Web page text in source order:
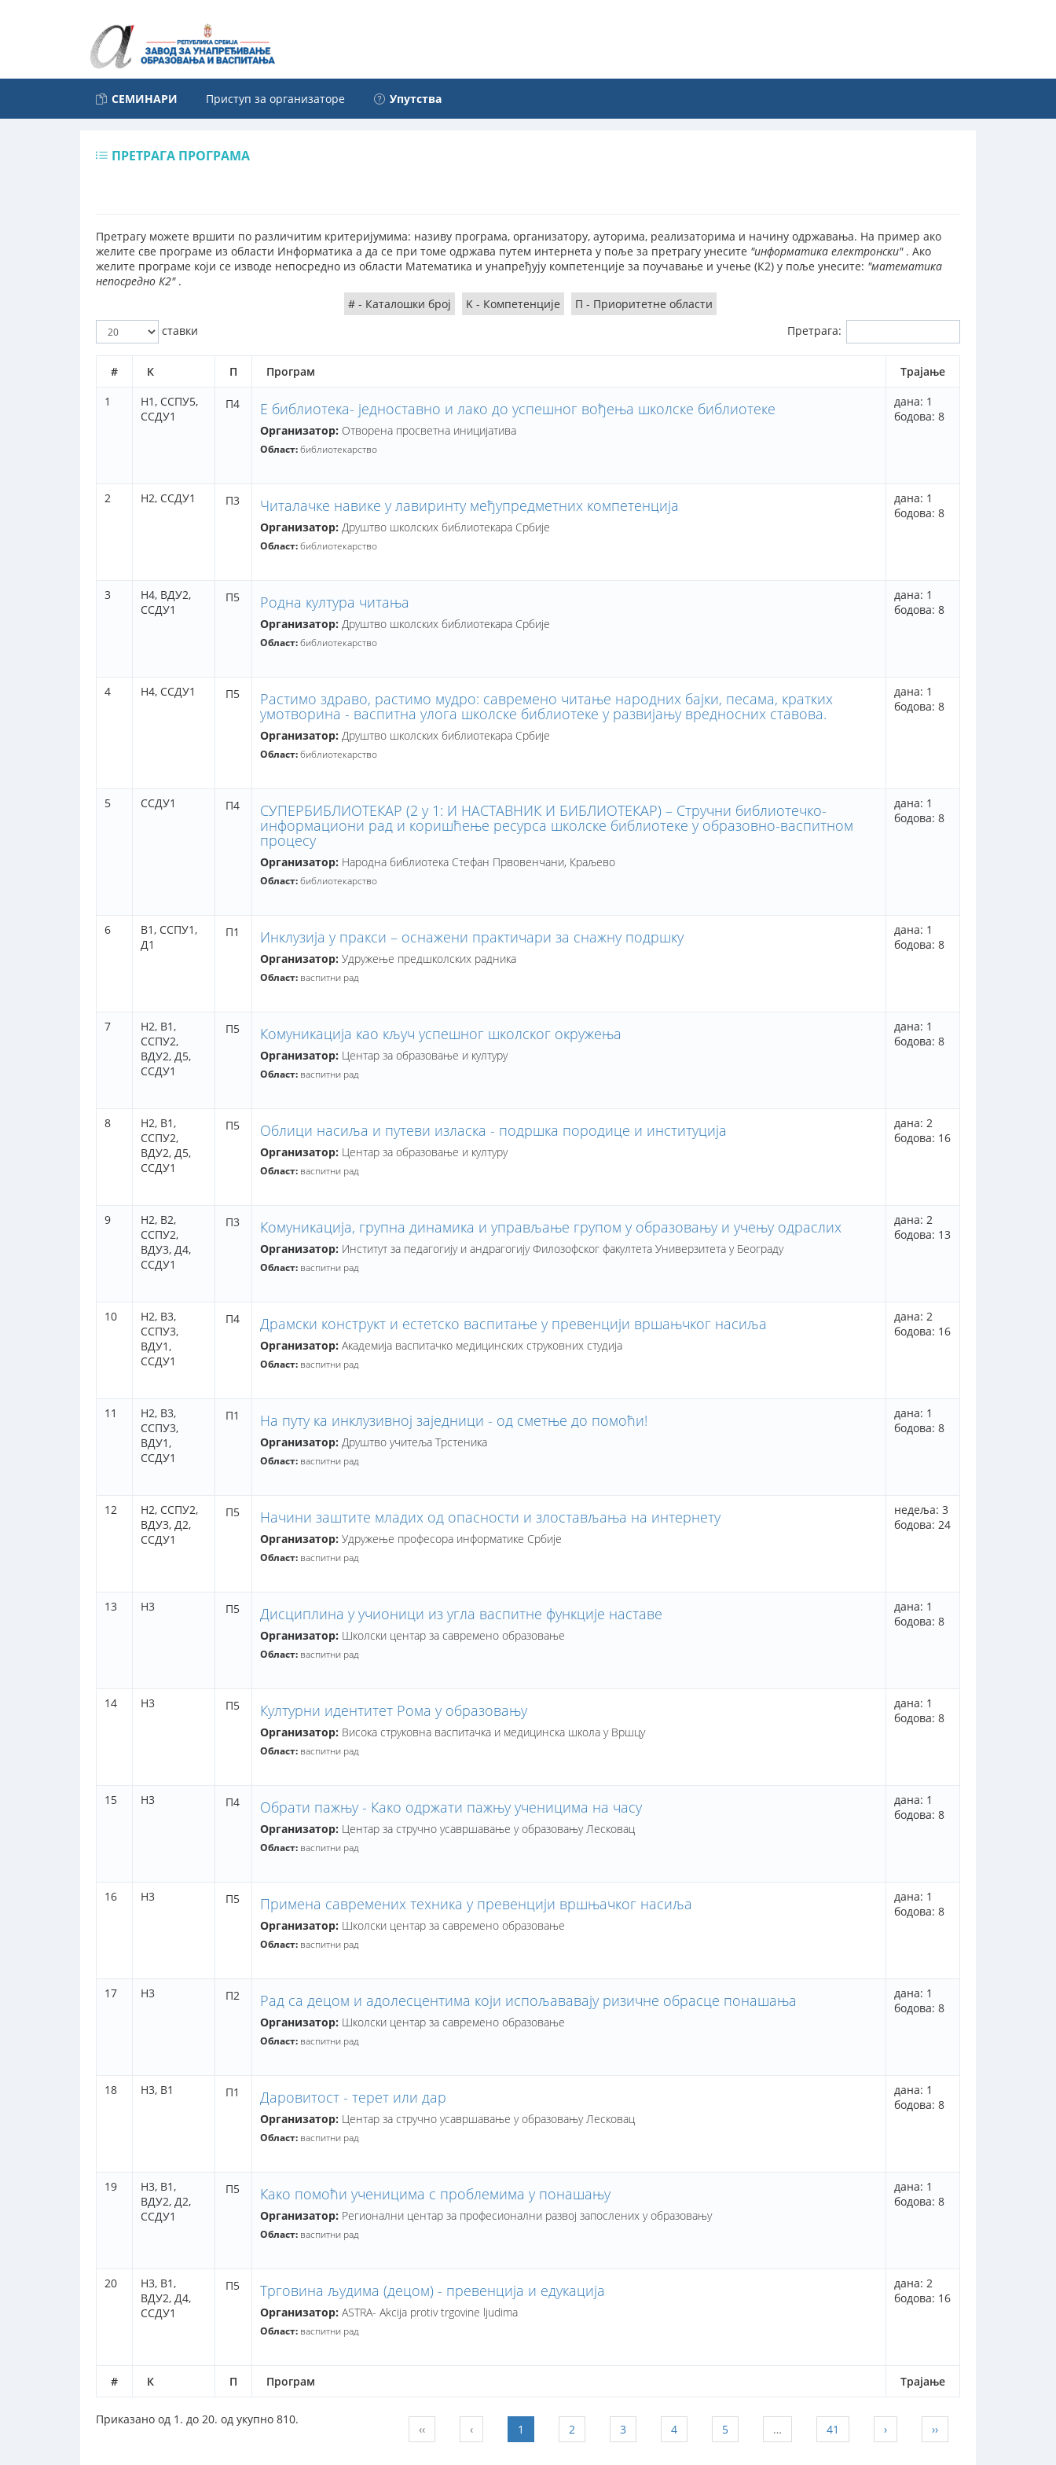
СЕМИНАРИ Приступ за организаторе Упутства
ПРЕТРАГА ПРОГРАМА
Претрагу можете вршити по различитим критеријумима: називу програма, организатору, ауторима, реализаторима и начину одржавања. На пример ако
желите све програме из области Информатика а да се при томе одржава путем интернета у поље за претрагу унесите "информатика електронски". Ако
желите програме који се изводе непосредно из области Математика и унапређују компетенције за поучавање и учење (К2) у поље унесите: "математика
непосредно К2".
# - Каталошки број
K - Компетенције
П - Приоритетне области
ставки
Претрага:
# К П Програм Трајање
# К П Програм Трајање
1 Н1, ССПУ5,
ССДУ1
П4 Е библиотека- једноставно и лако до успешног вођења школске библиотеке
Организатор: Отворена просветна иницијатива
Област:библиотекарство
дана: 1
бодова: 8
2 Н2, ССДУ1 П3 Читалачке навике у лавиринту међупредметних компетенција
Организатор: Друштво школских библиотекара Србије
Област:библиотекарство
дана: 1
бодова: 8
3 Н4, ВДУ2,
ССДУ1
П5 Родна култура читања
Организатор: Друштво школских библиотекара Србије
Област:библиотекарство
дана: 1
бодова: 8
4 Н4, ССДУ1 П5 Растимо здраво, растимо мудро: савремено читање народних бајки, песама, кратких
умотворина - васпитна улога школске библиотеке у развијању вредносних ставова.
Организатор: Друштво школских библиотекара Србије
Област:библиотекарство
дана: 1
бодова: 8
5 ССДУ1 П4 СУПЕРБИБЛИОТЕКАР (2 у 1: И НАСТАВНИК И БИБЛИОТЕКАР) – Стручни библиотечко-
информациони рад и коришћење ресурса школске библиотеке у образовно-васпитном
процесу
Организатор: Народна библиотека Стефан Првовенчани, Краљево
Област:библиотекарство
дана: 1
бодова: 8
6 В1, ССПУ1,
Д1
П1 Инклузија у пракси – оснажени практичари за снажну подршку
Организатор: Удружење предшколских радника
Област: васпитни рад
дана: 1
бодова: 8
7 Н2, В1,
ССПУ2,
ВДУ2, Д5,
ССДУ1
П5 Комуникација као кључ успешног школског окружења
Организатор: Центар за образовање и културу
Област: васпитни рад
дана: 1
бодова: 8
8 Н2, В1,
ССПУ2,
ВДУ2, Д5,
ССДУ1
П5 Облици насиља и путеви изласка - подршка породице и институција
Организатор: Центар за образовање и културу
Област: васпитни рад
дана: 2
бодова: 16
9 Н2, В2,
ССПУ2,
ВДУ3, Д4,
ССДУ1
П3 Комуникација, групна динамика и управљање групом у образовању и учењу одраслих
Организатор: Институт за педагогију и андрагогију Филозофског факултета Универзитета у Београду
Област: васпитни рад
дана: 2
бодова: 13
10 Н2, В3,
ССПУ3,
ВДУ1,
ССДУ1
П4 Драмски конструкт и естетско васпитање у превенцији вршањчког насиља
Организатор: Академија васпитачко медицинских струковних студија
Област: васпитни рад
дана: 2
бодова: 16
11 Н2, В3,
ССПУ3,
ВДУ1,
ССДУ1
П1 На путу ка инклузивној заједници - од сметње до помоћи!
Организатор: Друштво учитеља Трстеника
Област: васпитни рад
дана: 1
бодова: 8
12 Н2, ССПУ2,
ВДУ3, Д2,
ССДУ1
П5 Начини заштите младих од опасности и злостављања на интернету
Организатор: Удружење професора информатике Србије
Област: васпитни рад
недеља: 3
бодова: 24
13 Н3 П5 Дисциплина у учионици из угла васпитне функције наставе
Организатор: Школски центар за савремено образовање
Област: васпитни рад
дана: 1
бодова: 8
14 Н3 П5 Културни идентитет Рома у образовању
Организатор: Висока струковна васпитачка и медицинска школа у Вршцу
Област: васпитни рад
дана: 1
бодова: 8
15 Н3 П4 Обрати пажњу - Како одржати пажњу ученицима на часу
Организатор: Центар за стручно усавршавање у образовању Лесковац
Област: васпитни рад
дана: 1
бодова: 8
16 Н3 П5 Примена савремених техника у превенцији вршњачког насиља
Организатор: Школски центар за савремено образовање
Област: васпитни рад
дана: 1
бодова: 8
17 Н3 П2 Рад са децом и адолесцентима који испољававају ризичне обрасце понашања
Организатор: Школски центар за савремено образовање
Област: васпитни рад
дана: 1
бодова: 8
18 Н3, В1 П1 Даровитост - терет или дар
Организатор: Центар за стручно усавршавање у образовању Лесковац
Област: васпитни рад
дана: 1
бодова: 8
19 Н3, В1,
ВДУ2, Д2,
ССДУ1
П5 Како помоћи ученицима с проблемима у понашању
Организатор: Регионални центар за професионални развој запослених у образовању
Област: васпитни рад
дана: 1
бодова: 8
20 Н3, В1,
ВДУ2, Д4,
ССДУ1
П5 Трговина људима (децом) - превенција и едукација
Организатор: ASTRA- Akcija protiv trgovine ljudima
Област: васпитни рад
дана: 2
бодова: 16
Приказано од 1. до 20. од укупно 810.
‹‹ ‹ 1 2 3 4 5 … 41 › ››